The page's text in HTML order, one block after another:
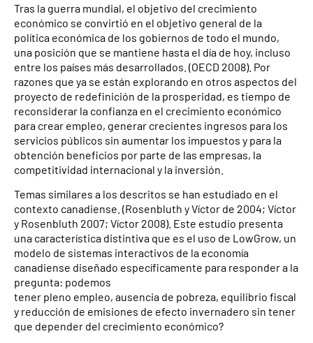
Tras la guerra mundial, el objetivo del crecimiento
económico se convirtió en el objetivo general de la
política económica de los gobiernos de todo el mundo,
una posición que se mantiene hasta el día de hoy, incluso
entre los países más desarrollados. (OECD 2008). Por
razones que ya se están explorando en otros aspectos del
proyecto de redefinición de la prosperidad, es tiempo de
reconsiderar la confianza en el crecimiento económico
para crear empleo, generar crecientes ingresos para los
servicios públicos sin aumentar los impuestos y para la
obtención beneficios por parte de las empresas, la
competitividad internacional y la inversión.
Temas similares a los descritos se han estudiado en el
contexto canadiense. (Rosenbluth y Víctor de 2004; Víctor
y Rosenbluth 2007; Víctor 2008). Este estudio presenta
una característica distintiva que es el uso de LowGrow, un
modelo de sistemas interactivos de la economía
canadiense diseñado específicamente para responder a la
pregunta: podemos
tener pleno empleo, ausencia de pobreza, equilibrio fiscal
y reducción de emisiones de efecto invernadero sin tener
que depender del crecimiento económico?